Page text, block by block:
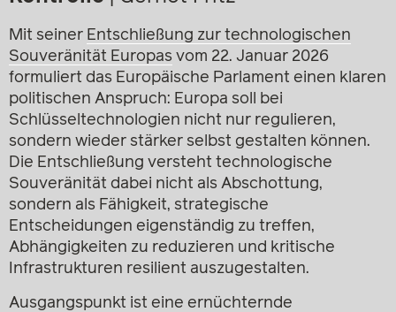
Mit seiner Entschließung zur technologischen
Souveränität Europas vom 22. Januar 2026
formuliert das Europäische Parlament einen klaren
politischen Anspruch: Europa soll bei
Schlüsseltechnologien nicht nur regulieren,
sondern wieder stärker selbst gestalten können.
Die Entschließung versteht technologische
Souveränität dabei nicht als Abschottung,
sondern als Fähigkeit, strategische
Entscheidungen eigenständig zu treffen,
Abhängigkeiten zu reduzieren und kritische
Infrastrukturen resilient auszugestalten.
Ausgangspunkt ist eine ernüchternde